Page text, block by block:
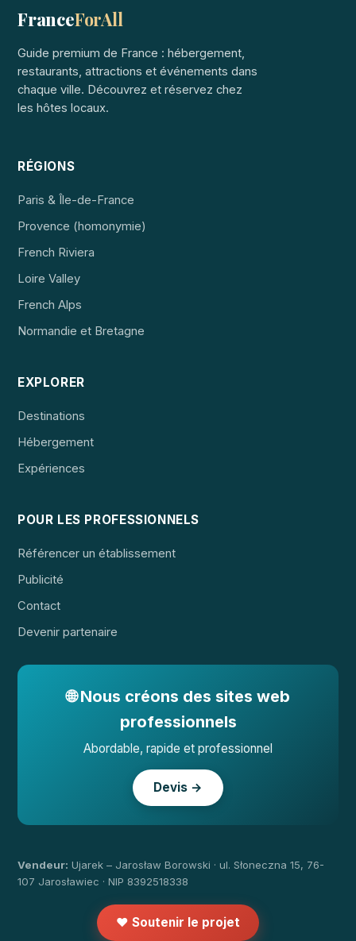
FranceForAll
Guide premium de France : hébergement,
restaurants, attractions et événements dans
chaque ville. Découvrez et réservez chez
les hôtes locaux.
RÉGIONS
Paris & Île-de-France
Provence (homonymie)
French Riviera
Loire Valley
French Alps
Normandie et Bretagne
EXPLORER
Destinations
Hébergement
Expériences
POUR LES PROFESSIONNELS
Référencer un établissement
Publicité
Contact
Devenir partenaire
🌐 Nous créons des sites web
professionnels
Abordable, rapide et professionnel
Devis →
Vendeur: Ujarek – Jarosław Borowski · ul. Słoneczna 15, 76-
107 Jarosławiec · NIP 8392518338
❤️ Soutenir le projet